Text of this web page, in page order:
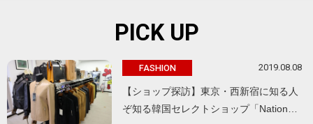
PICK UP
FASHION 2019.08.08
【ショップ探訪】東京・西新宿に知る人
ぞ知る韓国セレクトショップ「Nation…